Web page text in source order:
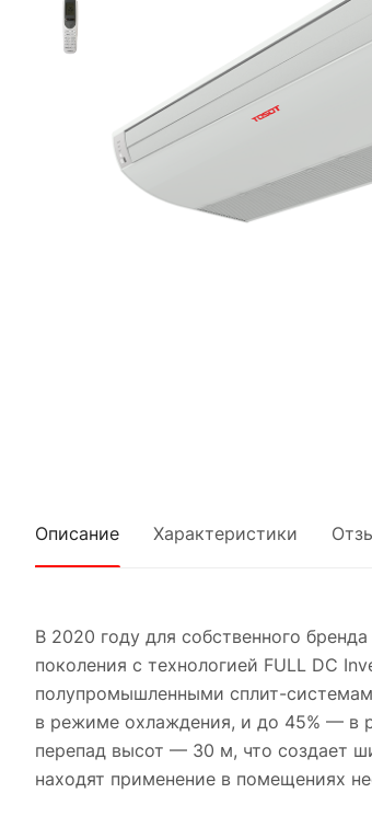
Описание Характеристики
В 2020 году для собственного
поколения с технологией FULL DC
полупромышленными сплит-
в режиме охлаждения, и до 45% — в
перепад высот — 30 м, что создает
находят применение в помещениях